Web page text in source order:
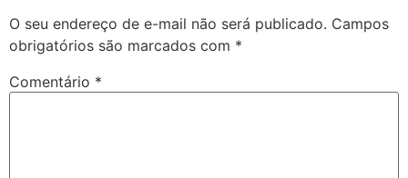
O seu endereço de e-mail não será publicado. Campos
obrigatórios são marcados com *
Comentário *